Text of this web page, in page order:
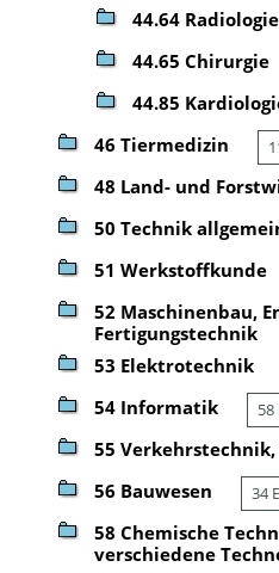
44.64 Radiologie
44.65 Chirurgie
44.85
46 Tiermedizin
48 Land- und
50 Technik
51 Werkstoffkunde
52 Maschinenbau,
Fertigungstechnik
53 Elektrotechnik
54 Informatik
55
56 Bauwesen 34
58 Chemische
verschiedene